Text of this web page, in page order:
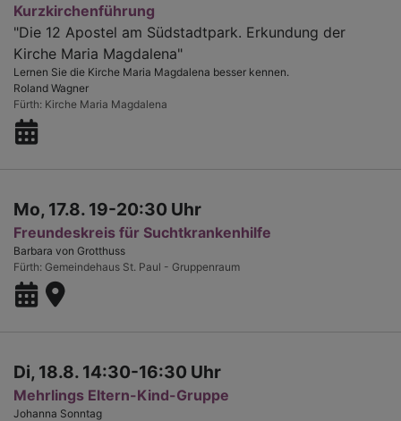
Kurzkirchenführung
"Die 12 Apostel am Südstadtpark. Erkundung der
Kirche Maria Magdalena"
Lernen Sie die Kirche Maria Magdalena besser kennen.
Roland Wagner
Fürth Kirche Maria Magdalena
Mo, 17.8. 19-20:30 Uhr
Freundeskreis für Suchtkrankenhilfe
Barbara von Grotthuss
Fürth Gemeindehaus St. Paul - Gruppenraum
Di, 18.8. 14:30-16:30 Uhr
Mehrlings Eltern-Kind-Gruppe
Johanna Sonntag